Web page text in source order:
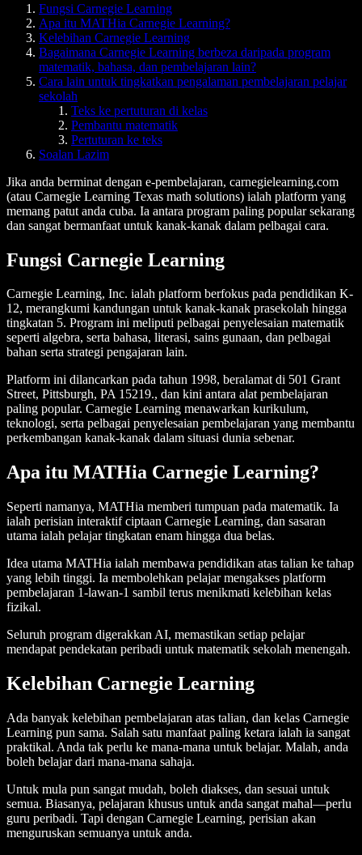
Fungsi Carnegie Learning
Apa itu MATHia Carnegie Learning?
Kelebihan Carnegie Learning
Bagaimana Carnegie Learning berbeza daripada program
matematik, bahasa, dan pembelajaran lain?
Cara lain untuk tingkatkan pengalaman pembelajaran pelajar
sekolah
Teks ke pertuturan di kelas
Pembantu matematik
Pertuturan ke teks
Soalan Lazim
Jika anda berminat dengan e-pembelajaran, carnegielearning.com
(atau Carnegie Learning Texas math solutions) ialah platform yang
memang patut anda cuba. Ia antara program paling popular sekarang
dan sangat bermanfaat untuk kanak-kanak dalam pelbagai cara.
Fungsi Carnegie Learning
Carnegie Learning, Inc. ialah platform berfokus pada pendidikan K-
12, merangkumi kandungan untuk kanak-kanak prasekolah hingga
tingkatan 5. Program ini meliputi pelbagai penyelesaian matematik
seperti algebra, serta bahasa, literasi, sains gunaan, dan pelbagai
bahan serta strategi pengajaran lain.
Platform ini dilancarkan pada tahun 1998, beralamat di 501 Grant
Street, Pittsburgh, PA 15219., dan kini antara alat pembelajaran
paling popular. Carnegie Learning menawarkan kurikulum,
teknologi, serta pelbagai penyelesaian pembelajaran yang membantu
perkembangan kanak-kanak dalam situasi dunia sebenar.
Apa itu MATHia Carnegie Learning?
Seperti namanya, MATHia memberi tumpuan pada matematik. Ia
ialah perisian interaktif ciptaan Carnegie Learning, dan sasaran
utama ialah pelajar tingkatan enam hingga dua belas.
Idea utama MATHia ialah membawa pendidikan atas talian ke tahap
yang lebih tinggi. Ia membolehkan pelajar mengakses platform
pembelajaran 1-lawan-1 sambil terus menikmati kelebihan kelas
fizikal.
Seluruh program digerakkan AI, memastikan setiap pelajar
mendapat pendekatan peribadi untuk matematik sekolah menengah.
Kelebihan Carnegie Learning
Ada banyak kelebihan pembelajaran atas talian, dan kelas Carnegie
Learning pun sama. Salah satu manfaat paling ketara ialah ia sangat
praktikal. Anda tak perlu ke mana-mana untuk belajar. Malah, anda
boleh belajar dari mana-mana sahaja.
Untuk mula pun sangat mudah, boleh diakses, dan sesuai untuk
semua. Biasanya, pelajaran khusus untuk anda sangat mahal—perlu
guru peribadi. Tapi dengan Carnegie Learning, perisian akan
menguruskan semuanya untuk anda.